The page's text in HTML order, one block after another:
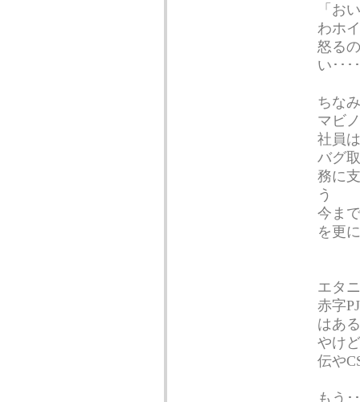
「お
わホ
怒る
い･･･
ちな
マビ
社員
バグ
務に
う
今ま
を更
エタ
赤字
はある
やけ
伝や
もう･